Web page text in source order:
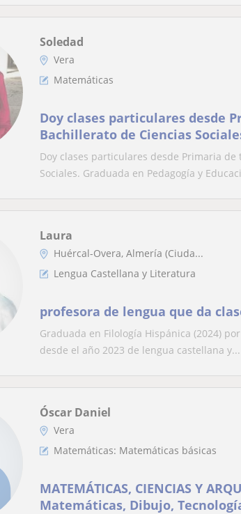
Soledad
Vera
Matemáticas
Doy clases particulares desde
Bachillerato de Ciencias
Pedagogía y Educación Primaria
Doy clases particulares desde Primaria
Sociales. Graduada en Pedagogía y
Laura
Huércal-Overa, Almería (Ciuda...
Lengua Castellana y Literatura
profesora de lengua que da
Graduada en Filología Hispánica (2024)
desde el año 2023 de lengua castellana y...
Óscar Daniel
Vera
Matemáticas: Matemáticas básicas
MATEMÁTICAS, CIENCIAS Y
Matemáticas, Dibujo,